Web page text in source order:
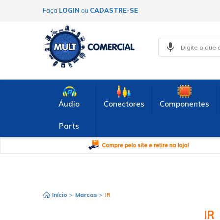
Faça LOGIN ou CADASTRE-SE
Áudio
Parts
Conectores Componentes
Início > Marcas > IR
IR